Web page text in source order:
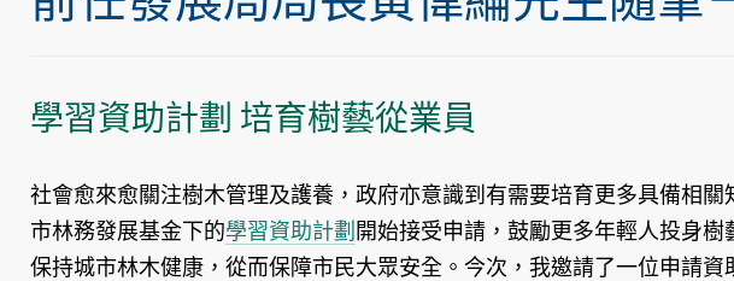
學習資助計劃 培育樹藝從業員
社會愈來愈關注樹木管理及護養，政府亦意識到有需要培育更多具備相
市林務發展基金下的學習資助計劃 開始接受申請，鼓勵更多年輕人投身
保持城市林木健康，從而保障市民大眾安全。今次，我邀請了一位申請